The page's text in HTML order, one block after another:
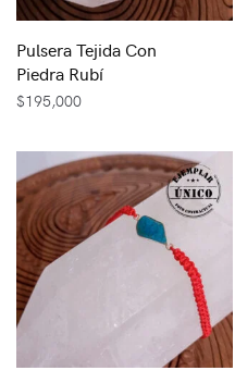
Pulsera Tejida Con
Piedra Rubí
$195,000